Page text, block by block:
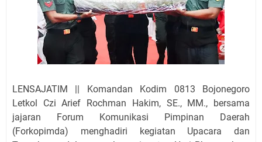
LENSAJATIM || Komandan Kodim 0813 Bojonegoro
Letkol Czi Arief Rochman Hakim, SE., MM., bersama
jajaran Forum Komunikasi Pimpinan Daerah
(Forkopimda) menghadiri kegiatan Upacara dan